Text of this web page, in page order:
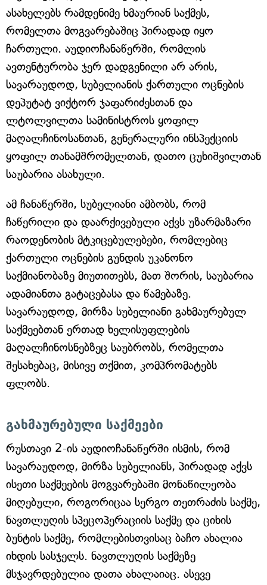
ასახელებს რამდენიმე ხმაურიან საქმეს,
რომელთა მოგვარებაშიც პირადად იყო
ჩართული. აუდიოჩანაწერში, რომლის
ავთენტურობა ჯერ დადგენილი არ არის,
სავარაუდოდ, სუბელიანის ქართული ოცნების
დეპუტატ ვიქტორ ჯაფარიძესთან და
ლტოლვილთა სამინისტროს ყოფილ
მაღალჩინოსანთან, გენერალური ინსპექციის
ყოფილ თანამშრომელთან, დათო ცუხიშვილთან
საუბარია ასახული.
ამ ჩანაწერში, სუბელიანი ამბობს, რომ
ჩაწერილი და დაარქივებული აქვს უზარმაზარი
რაოდენობის მტკიცებულებები, რომლებიც
ქართული ოცნების გუნდის უკანონო
საქმიანობაზე მიუთითებს, მათ შორის, საუბარია
ადამიანთა გატაცებასა და წამებაზე.
სავარაუდოდ, მირზა სუბელიანი გახმაურებულ
საქმეებთან ერთად ხელისუფლების
მაღალჩინოსნებზეც საუბრობს, რომელთა
შესახებაც, მისივე თქმით, კომპრომატებს
ფლობს.
გახმაურებული საქმეები
რუსთავი 2-ის აუდიოჩანაწერში ისმის, რომ
სავარაუდოდ, მირზა სუბელიანს, პირადად აქვს
ისეთი საქმეების მოგვარებაში მონაწილეობა
მიღებული, როგორიცაა სერგო თეთრაძის საქმე,
ნავთლუღის სპეცოპერაციის საქმე და ციხის
ბუნტის საქმე, რომლებისთვისაც ბაჩო ახალია
იხდის სასჯელს. ნავთლუღის საქმეზე
მსჯავრდებულია დათა ახალაიაც. ასევე